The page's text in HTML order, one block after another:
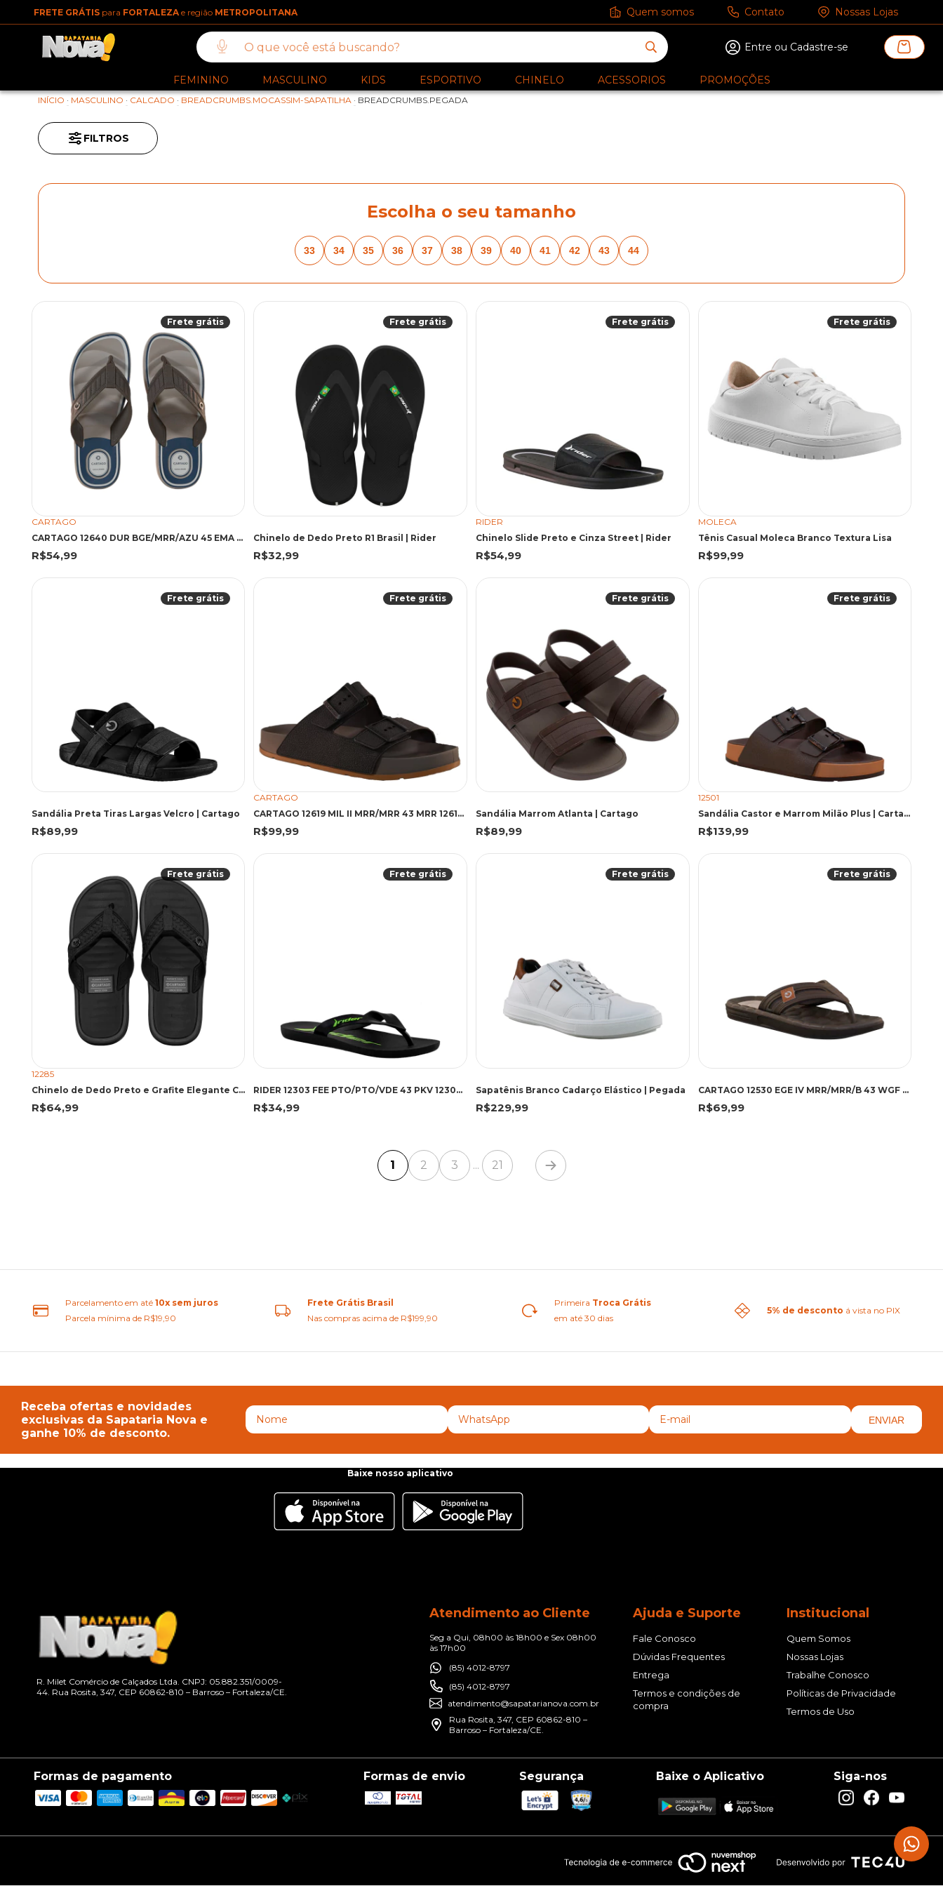
FRETE GRÁTIS para FORTALEZA e região METROPOLITANA Quem somos Contato Nossas Lojas
Entre ou Cadastre-se
FEMININO MASCULINO KIDS ESPORTIVO CHINELO ACESSORIOS PROMOÇÕES
INÍCIO · MASCULINO · CALCADO · BREADCRUMBS.MOCASSIM-SAPATILHA · BREADCRUMBS.PEGADA
FILTROS
Escolha o seu tamanho
33 34 35 36 37 38 39 40 41 42 43 44
Frete grátis
CARTAGO
CARTAGO 12640 DUR BGE/MRR/AZU 45 EMA 12640 BEGE/MARROM/AZUL
R$54,99
Frete grátis
Chinelo de Dedo Preto R1 Brasil | Rider
R$32,99
Frete grátis
RIDER
Chinelo Slide Preto e Cinza Street | Rider
R$54,99
Frete grátis
MOLECA
Tênis Casual Moleca Branco Textura Lisa
R$99,99
Frete grátis
Sandália Preta Tiras Largas Velcro | Cartago
R$89,99
Frete grátis
CARTAGO
CARTAGO 12619 MIL II MRR/MRR 43 MRR 12619 MARROM
R$99,99
Frete grátis
Sandália Marrom Atlanta | Cartago
R$89,99
Frete grátis
12501
Sandália Castor e Marrom Milão Plus | Cartago
R$139,99
Frete grátis
12285
Chinelo de Dedo Preto e Grafite Elegante Casual | Cartago
R$64,99
Frete grátis
RIDER 12303 FEE PTO/PTO/VDE 43 PKV 12303 PRETO/PRETO/VERDE
R$34,99
Frete grátis
Sapatênis Branco Cadarço Elástico | Pegada
R$229,99
Frete grátis
CARTAGO 12530 EGE IV MRR/MRR/B 43 WGF 12530 MARROM/MARROM/BEGE
R$69,99
1 2 3 ... 21
Parcelamento em até10x sem juros
Parcela mínima de R$19,90
Frete Grátis Brasil
Nas compras acima de R$199,90
Primeira Troca Grátis
em até 30 dias
5% de desconto á vista no PIX
Receba ofertas e novidades
exclusivas da Sapataria Nova e
ganhe 10% de desconto.
ENVIAR
Baixe nosso aplicativo
R. Milet Comércio de Calçados Ltda. CNPJ: 05.882.351/0009-
44. Rua Rosita, 347, CEP 60862-810 – Barroso – Fortaleza/CE.
Atendimento ao Cliente
Seg a Qui, 08h00 às 18h00 e Sex 08h00
às 17h00
(85) 4012-8797
(85) 4012-8797
atendimento@sapatarianova.com.br
Rua Rosita, 347, CEP 60862-810 –
Barroso – Fortaleza/CE.
Ajuda e Suporte
Fale Conosco
Dúvidas Frequentes
Entrega
Termos e condições de
compra
Institucional
Quem Somos
Nossas Lojas
Trabalhe Conosco
Políticas de Privacidade
Termos de Uso
Formas de pagamento Formas de envio Segurança Baixe o Aplicativo Siga-nos